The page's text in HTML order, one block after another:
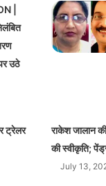
|
उठे
ट्रेलर
राकेश जालान
की स्वीकृति;
July 13,